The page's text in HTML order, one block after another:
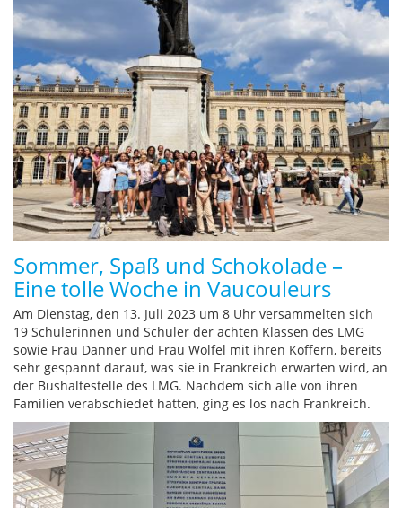
Sommer, Spaß und Schokolade –
Eine tolle Woche in Vaucouleurs
Am Dienstag, den 13. Juli 2023 um 8 Uhr versammelten sich
19 Schülerinnen und Schüler der achten Klassen des LMG
sowie Frau Danner und Frau Wölfel mit ihren Koffern, bereits
sehr gespannt darauf, was sie in Frankreich erwarten wird, an
der Bushaltestelle des LMG. Nachdem sich alle von ihren
Familien verabschiedet hatten, ging es los nach Frankreich.